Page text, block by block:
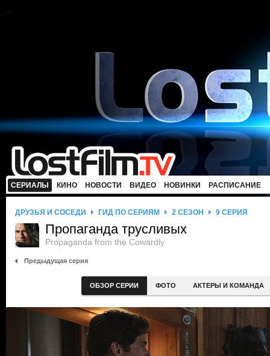
СЕРИАЛЫ КИНО НОВОСТИ ВИДЕО НОВИНКИ РАСПИСАНИЕ
ДРУЗЬЯ И СОСЕДИ ГИД ПО СЕРИЯМ 2 СЕЗОН 9 СЕРИЯ
Пропаганда трусливых
Propaganda from the Cowardly
Предыдущая серия
ОБЗОР СЕРИИ ФОТО АКТЕРЫ И КОМАНДА